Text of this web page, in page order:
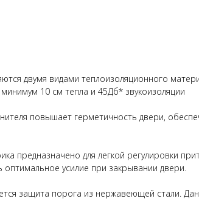
двумя видами теплоизоляционного
10 см тепла и 45Дб* звукоизоляции
повышает герметичность двери,
предназначено для легкой регулировки
оптимальное усилие при закрывании двери.
защита порога из нержавеющей стали.